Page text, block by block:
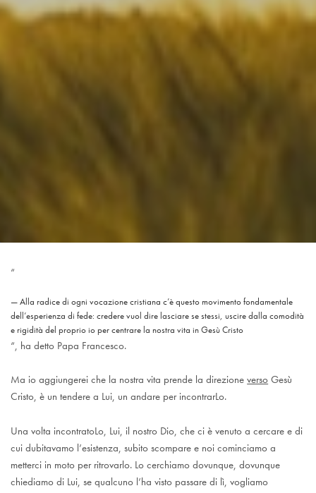
“
Alla radice di ogni vocazione cristiana c’è questo movimento fondamentale
dell’esperienza di fede: credere vuol dire lasciare se stessi, uscire dalla comodità
e rigidità del proprio io per centrare la nostra vita in Gesù Cristo
“, ha detto Papa Francesco.
Ma io aggiungerei che la nostra vita prende la direzioneverso Gesù
Cristo, è un tendere a Lui, un andare per incontrarLo.
Una volta incontratoLo, Lui, il nostro Dio, che ci è venuto a cercare e di
cui dubitavamo l’esistenza, subito scompare e noi cominciamo a
metterci in moto per ritrovarlo. Lo cerchiamo dovunque, dovunque
chiediamo di Lui, se qualcuno l’ha visto passare di lì, vogliamo